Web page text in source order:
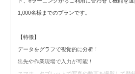
込みください。
1,000名様までのプランです。
【特徴】
データをグラフで視覚的に分析！
出先や作業現場で入力が可能！